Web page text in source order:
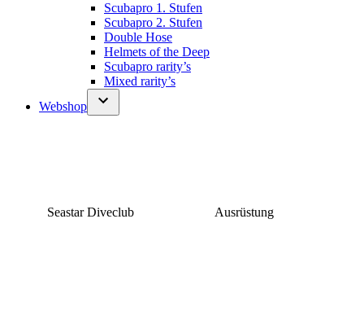
Scubapro 1. Stufen
Scubapro 2. Stufen
Double Hose
Helmets of the Deep
Scubapro rarity’s
Mixed rarity’s
Webshop
Seastar Diveclub Ausrüstung